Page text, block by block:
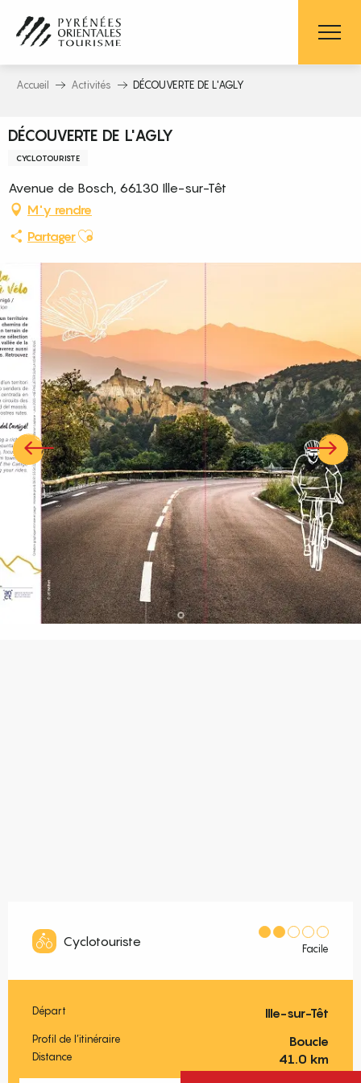
contenu
principal
Accueil Activités DÉCOUVERTE DE L'AGLY
DÉCOUVERTE DE L'AGLY
CYCLOTOURISTE
Avenue de Bosch, 66130 Ille-sur-Têt
M'y rendre
PartagerAjouter aux favoris
Cyclotouriste Facile
Informations pratiques
Départ Ille-sur-Têt
Profil de l’itinéraire Boucle
Distance 41.0 km